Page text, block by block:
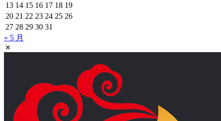
13 14 15 16 17 18 19
20 21 22 23 24 25 26
27 28 29 30 31
« 5 月